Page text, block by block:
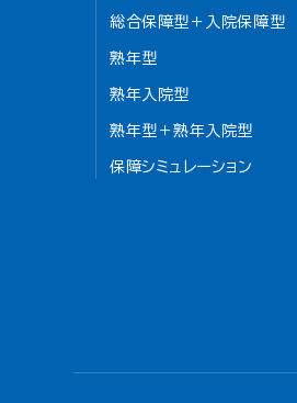
総合保障型＋入院保障型
熟年型
熟年入院型
熟年型＋熟年入院型
保障シミュレーション